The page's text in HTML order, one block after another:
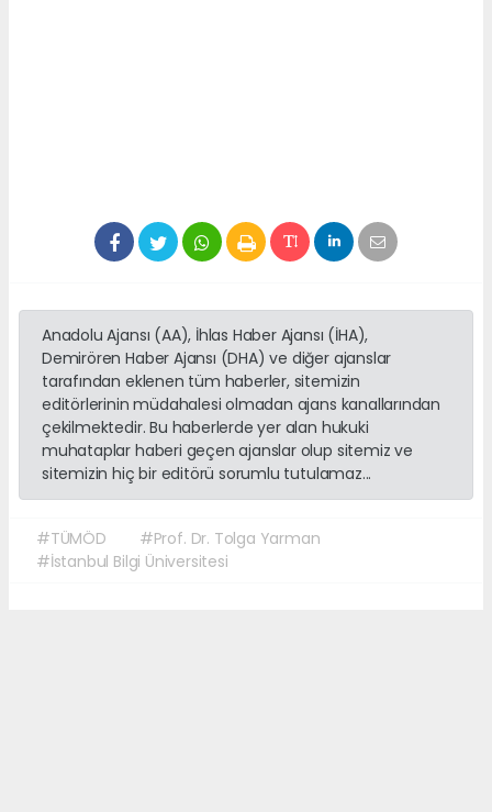
Anadolu Ajansı (AA), İhlas Haber Ajansı (İHA),
Demirören Haber Ajansı (DHA) ve diğer ajanslar
tarafından eklenen tüm haberler, sitemizin
editörlerinin müdahalesi olmadan ajans kanallarından
çekilmektedir. Bu haberlerde yer alan hukuki
muhataplar haberi geçen ajanslar olup sitemiz ve
sitemizin hiç bir editörü sorumlu tutulamaz...
#TÜMÖD
#Prof. Dr. Tolga Yarman
#İstanbul Bilgi Üniversitesi